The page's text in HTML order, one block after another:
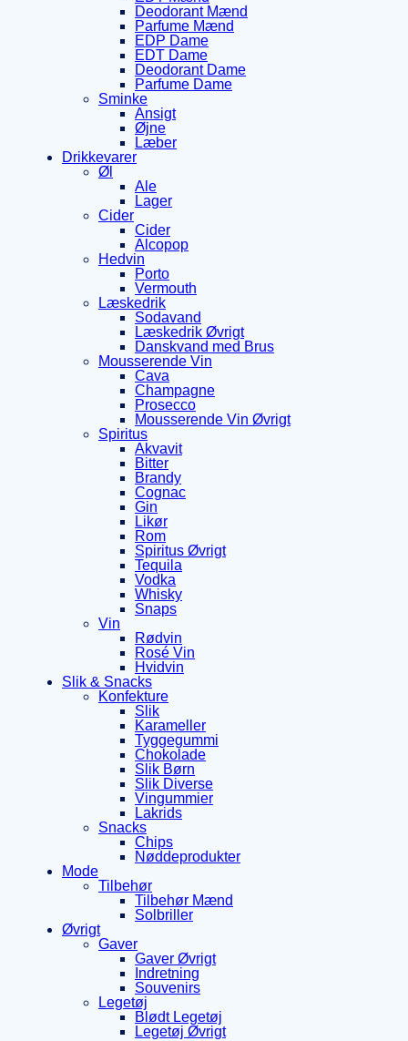
Deodorant Mænd
Parfume Mænd
EDP Dame
EDT Dame
Deodorant Dame
Parfume Dame
Sminke
Ansigt
Øjne
Læber
Drikkevarer
Øl
Ale
Lager
Cider
Cider
Alcopop
Hedvin
Porto
Vermouth
Læskedrik
Sodavand
Læskedrik Øvrigt
Danskvand med Brus
Mousserende Vin
Cava
Champagne
Prosecco
Mousserende Vin Øvrigt
Spiritus
Akvavit
Bitter
Brandy
Cognac
Gin
Likør
Rom
Spiritus Øvrigt
Tequila
Vodka
Whisky
Snaps
Vin
Rødvin
Rosé Vin
Hvidvin
Slik & Snacks
Konfekture
Slik
Karameller
Tyggegummi
Chokolade
Slik Børn
Slik Diverse
Vingummier
Lakrids
Snacks
Chips
Nøddeprodukter
Mode
Tilbehør
Tilbehør Mænd
Solbriller
Øvrigt
Gaver
Gaver Øvrigt
Indretning
Souvenirs
Legetøj
Blødt Legetøj
Legetøj Øvrigt